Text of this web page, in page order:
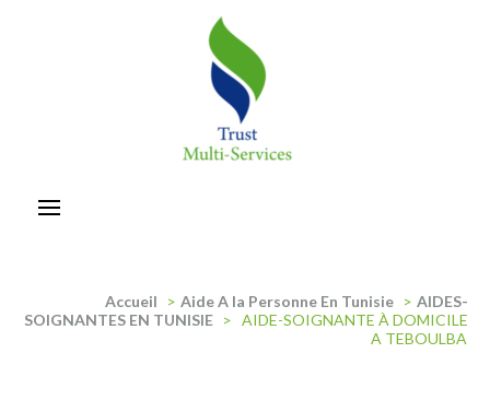
Accueil > Aide A la Personne En Tunisie > AIDES-
SOIGNANTES EN TUNISIE > AIDE-SOIGNANTE À DOMICILE
A TEBOULBA